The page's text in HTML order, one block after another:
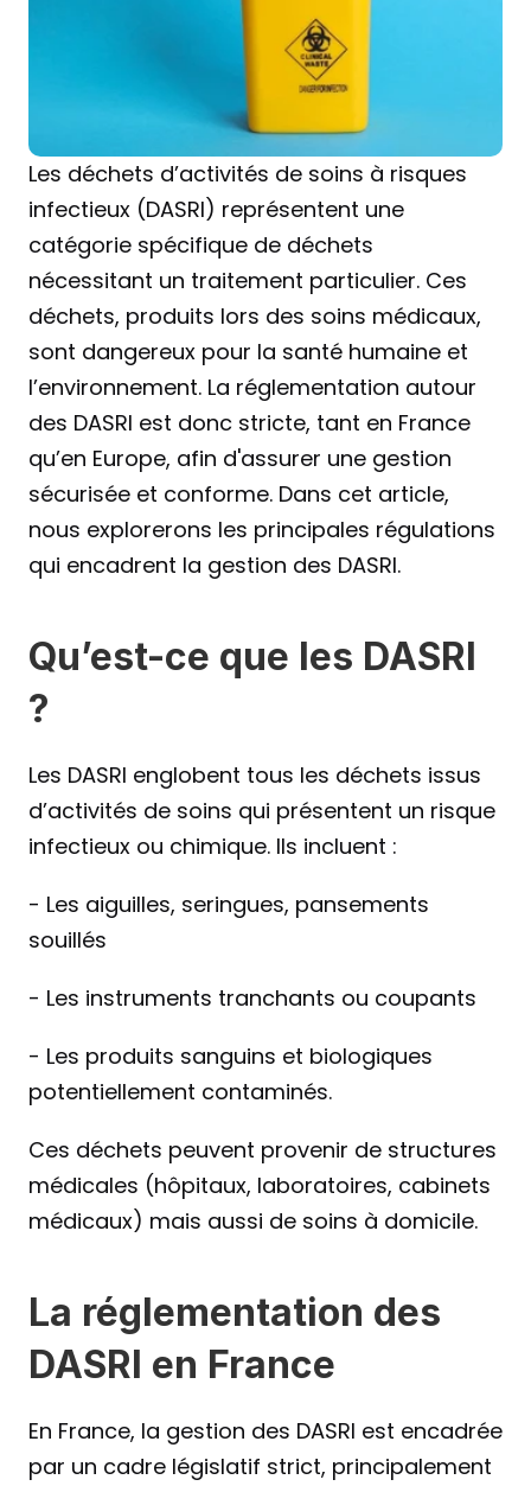
Les déchets d’activités de soins à risques
infectieux (DASRI) représentent une
catégorie spécifique de déchets
nécessitant un traitement particulier. Ces
déchets, produits lors des soins médicaux,
sont dangereux pour la santé humaine et
l’environnement. La réglementation autour
des DASRI est donc stricte, tant en France
qu’en Europe, afin d'assurer une gestion
sécurisée et conforme. Dans cet article,
nous explorerons les principales régulations
qui encadrent la gestion des DASRI.
Qu’est-ce que les DASRI
?
Les DASRI englobent tous les déchets issus
d’activités de soins qui présentent un risque
infectieux ou chimique. Ils incluent :
- Les aiguilles, seringues, pansements
souillés
- Les instruments tranchants ou coupants
- Les produits sanguins et biologiques
potentiellement contaminés.
Ces déchets peuvent provenir de structures
médicales (hôpitaux, laboratoires, cabinets
médicaux) mais aussi de soins à domicile.
La réglementation des
DASRI en France
En France, la gestion des DASRI est encadrée
par un cadre législatif strict, principalement